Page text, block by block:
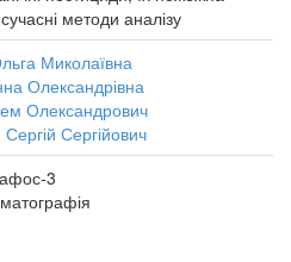
методи аналізу
Миколаївна
Олександрівна
Олександрович
Сергійович
3